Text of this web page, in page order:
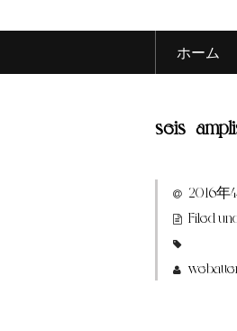
ホーム
2016年
Filed